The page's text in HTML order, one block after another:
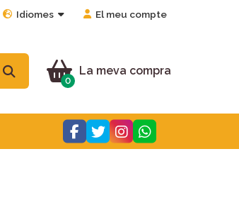
Idiomes El meu compte
La meva compra
0